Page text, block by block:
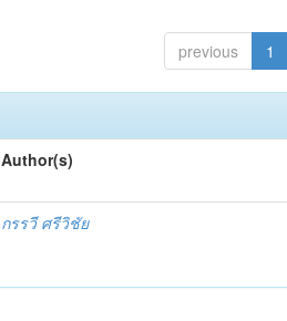
previous 1
Author(s)
กรรวี ศรีวิชัย